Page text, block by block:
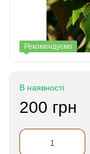
Рекомендуємо
В наявності
200 грн